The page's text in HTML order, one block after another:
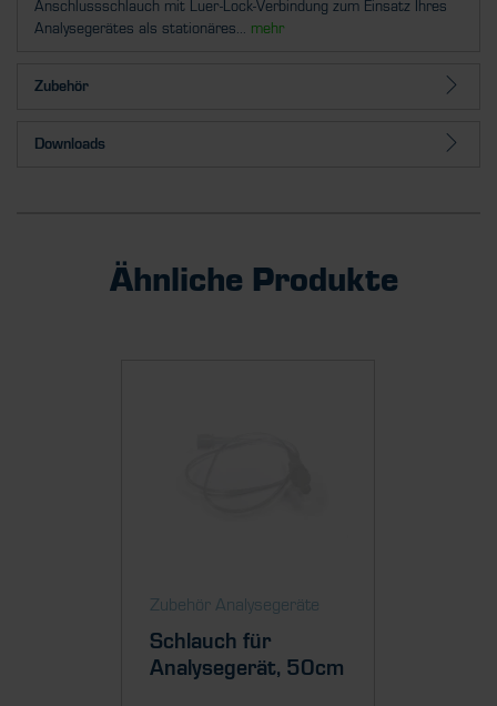
Anschlussschlauch mit Luer-Lock-Verbindung zum Einsatz Ihres
Analysegerätes als stationäres... mehr
Zubehör
Downloads
Ähnliche Produkte
Zubehör Analysegeräte
Schlauch für
Analysegerät, 50cm